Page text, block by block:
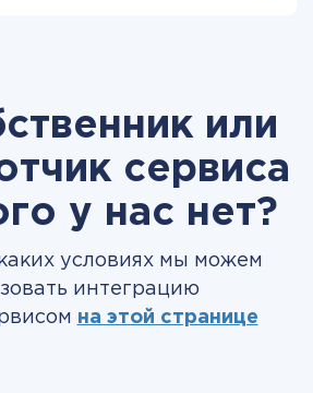
или
сервиса
у нас нет?
условиях мы можем
интеграцию
на этой странице